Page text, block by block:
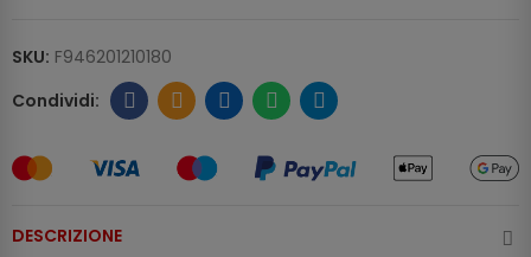
SKU: F946201210180
DESCRIZIONE